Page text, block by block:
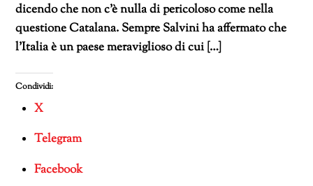
dicendo che non c’è nulla di pericoloso come nella
questione Catalana. Sempre Salvini ha affermato che
l’Italia è un paese meraviglioso di cui […]
Condividi:
X
Telegram
Facebook